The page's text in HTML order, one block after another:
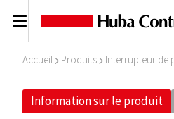
C
Accueil I Produits I Interrupteur de
Information sur le produit